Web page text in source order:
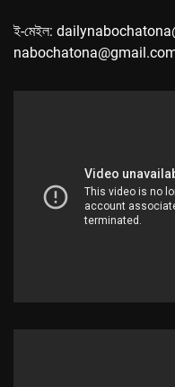
ই-মেইল:
nabochatona@gmail.com